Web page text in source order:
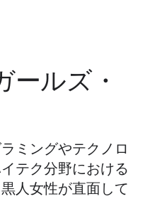
ールズ・
ミングやテクノロ
テク分野における
人女性が直面して